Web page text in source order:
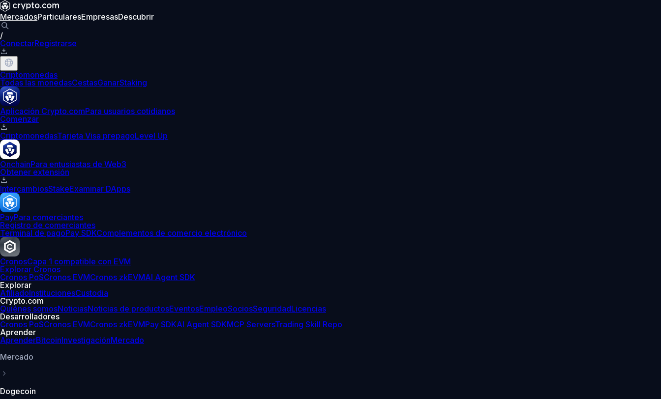
MercadosParticularesEmpresasDescubrir
/
ConectarRegistrarse
Criptomonedas
Todas las monedasCestasGanarStaking
Aplicación Crypto.comPara usuarios cotidianos
Comenzar
CriptomonedasTarjeta Visa prepagoLevel Up
OnchainPara entusiastas de Web3
Obtener extensión
IntercambiosStakeExaminar DApps
PayPara comerciantes
Registro de comerciantes
Terminal de pagoPay SDKComplementos de comercio electrónico
CronosCapa 1 compatible con EVM
Explorar Cronos
Cronos PoSCronos EVMCronos zkEVMAI Agent SDK
Explorar
AfiliadoInstitucionesCustodia
Crypto.com
Quiénes somosNoticiasNoticias de productosEventosEmpleoSociosSeguridadLicencias
Desarrolladores
Cronos PoSCronos EVMCronos zkEVMPay SDKAI Agent SDKMCP ServersTrading Skill Repo
Aprender
AprenderBitcoinInvestigaciónMercado
Mercado
Dogecoin